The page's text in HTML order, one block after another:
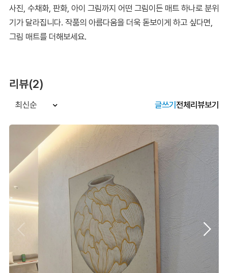
사진, 수채화, 판화, 아이 그림까지 어떤 그림이든 매트 하나로 분위
기가 달라집니다. 작품의 아름다움을 더욱 돋보이게 하고 싶다면,
그림 매트를 더해보세요.
리뷰(2)
최신순 글쓰기전체리뷰보기